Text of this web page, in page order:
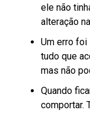
ele não
alteração
Um erro foi
tudo que
mas não
Quando
comportar.